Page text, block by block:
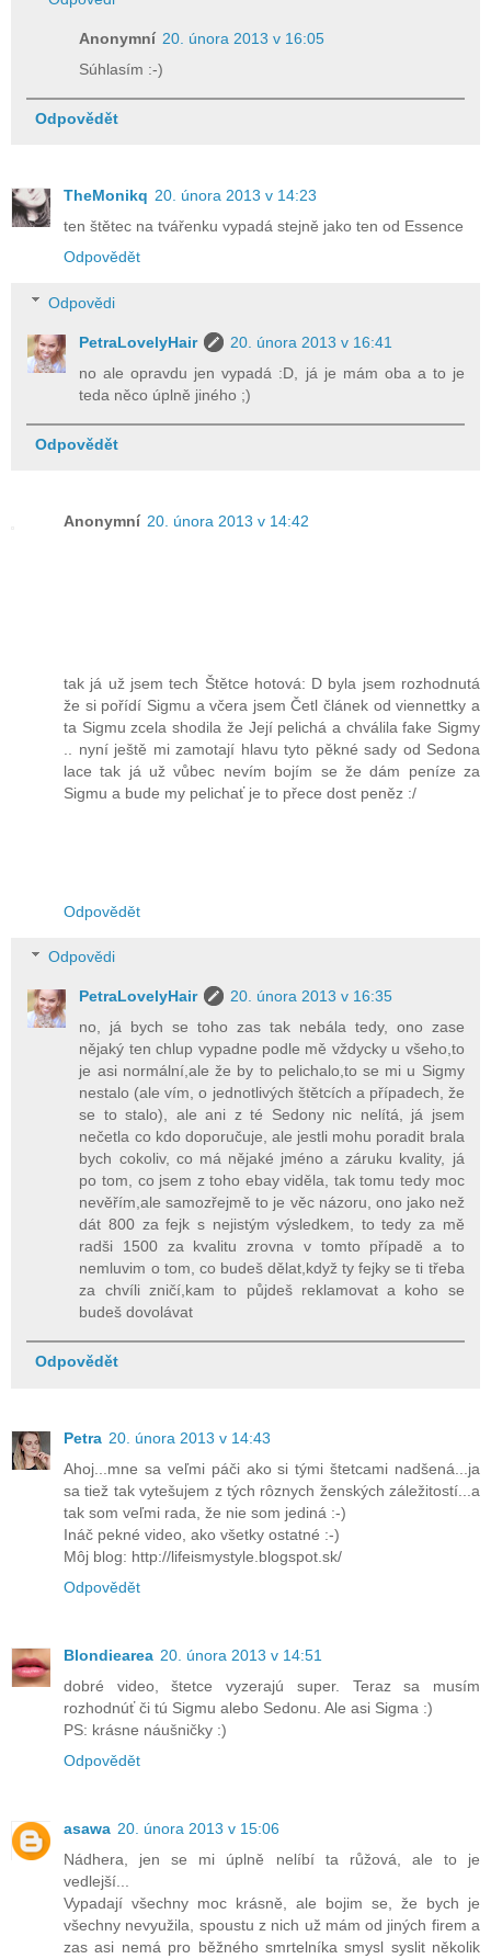
Anonymní 20. února 2013 v 16:05
Súhlasím :-)
Odpovědět
TheMonikq 20. února 2013 v 14:23
ten štětec na tvářenku vypadá stejně jako ten od Essence
Odpovědět
Odpovědi
PetraLovelyHair
20. února 2013 v 16:41
no ale opravdu jen vypadá :D, já je mám oba a to je
teda něco úplně jiného ;)
Odpovědět
Anonymní 20. února 2013 v 14:42
tak já už jsem tech Štětce hotová: D byla jsem rozhodnutá
že si pořídí Sigmu a včera jsem Četl článek od viennettky a
ta Sigmu zcela shodila že Její pelichá a chválila fake Sigmy
.. nyní ještě mi zamotají hlavu tyto pěkné sady od Sedona
lace tak já už vůbec nevím bojím se že dám peníze za
Sigmu a bude my pelichať je to přece dost peněz :/
Odpovědět
Odpovědi
PetraLovelyHair
20. února 2013 v 16:35
no, já bych se toho zas tak nebála tedy, ono zase
nějaký ten chlup vypadne podle mě vždycky u všeho,to
je asi normální,ale že by to pelichalo,to se mi u Sigmy
nestalo (ale vím, o jednotlivých štětcích a případech, že
se to stalo), ale ani z té Sedony nic nelítá, já jsem
nečetla co kdo doporučuje, ale jestli mohu poradit brala
bych cokoliv, co má nějaké jméno a záruku kvality, já
po tom, co jsem z toho ebay viděla, tak tomu tedy moc
nevěřím,ale samozřejmě to je věc názoru, ono jako než
dát 800 za fejk s nejistým výsledkem, to tedy za mě
radši 1500 za kvalitu zrovna v tomto případě a to
nemluvim o tom, co budeš dělat,když ty fejky se ti třeba
za chvíli zničí,kam to půjdeš reklamovat a koho se
budeš dovolávat
Odpovědět
Petra 20. února 2013 v 14:43
Ahoj...mne sa veľmi páči ako si tými štetcami nadšená...ja
sa tiež tak vytešujem z tých rôznych ženských záležitostí...a
tak som veľmi rada, že nie som jediná :-)
Ináč pekné video, ako všetky ostatné :-)
Môj blog: http://lifeismystyle.blogspot.sk/
Odpovědět
Blondiearea 20. února 2013 v 14:51
dobré video, štetce vyzerajú super. Teraz sa musím
rozhodnúť či tú Sigmu alebo Sedonu. Ale asi Sigma :)
PS: krásne náušničky :)
Odpovědět
asawa 20. února 2013 v 15:06
Nádhera, jen se mi úplně nelíbí ta růžová, ale to je
vedlejší...
Vypadají všechny moc krásně, ale bojim se, že bych je
všechny nevyužila, spoustu z nich už mám od jiných firem a
zas asi nemá pro běžného smrtelníka smysl syslit několik